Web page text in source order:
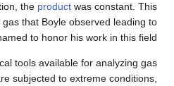
the product was constant. This
that Boyle observed leading to
to honor his work in this field.
tools available for analyzing gas
subjected to extreme conditions,